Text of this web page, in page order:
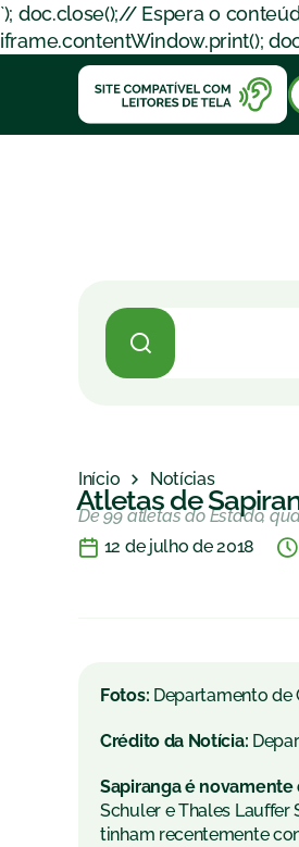
`); doc.close();// Espera o
iframe.contentWindow.print();
Início Notícias
Atletas de
De 99 atletas do Estado,
12 de julho de 2018
Fotos: Departamento de
Crédito da Notícia:
Sapiranga é
Schuler e Thales Lauffer
tinham recentemente